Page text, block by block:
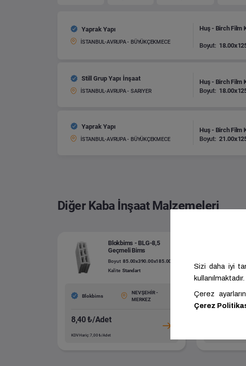
Yaprak Yapı
İSTANBUL-AVRUPA - BÜYÜKÇEKMECE
Huş - Birch Film
Boyut:
Still Grup Yapı İnşaat
İSTANBUL-AVRUPA - SARIYER
Huş - Birch Film
Boyut:
Yaprak Yapı
İSTANBUL-AVRUPA - BÜYÜKÇEKMECE
Huş - Birch Film
Boyut:
Diğer Kaba İnşaat Malzemeleri
Blokbims - BLG-8,5
Geçmeli Bims
Boyut 85.00x390.00x185.00
Kalite Standart
Blokbims
NEVŞEHİR -
MERKEZ
8,40 ₺/Adet
KDV Hariç: 7,00 ₺/Adet
Blokbims